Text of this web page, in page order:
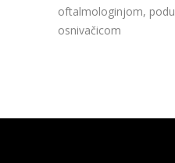
oftalmologinjom,
osnivačicom